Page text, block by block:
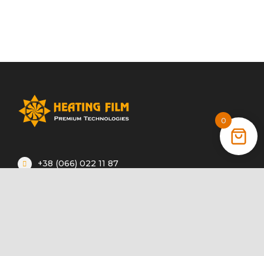
+38 (066) 022 11 87
0